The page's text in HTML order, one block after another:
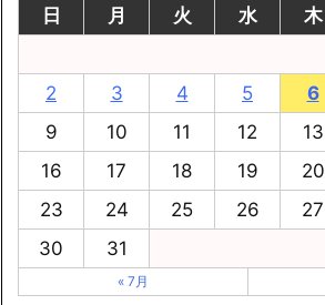
日
月 火 水 木
2
3 4 5 6
9
10 11 12 13
16
17 18 19 20
23
24 25 26 27
30
31
« 7月